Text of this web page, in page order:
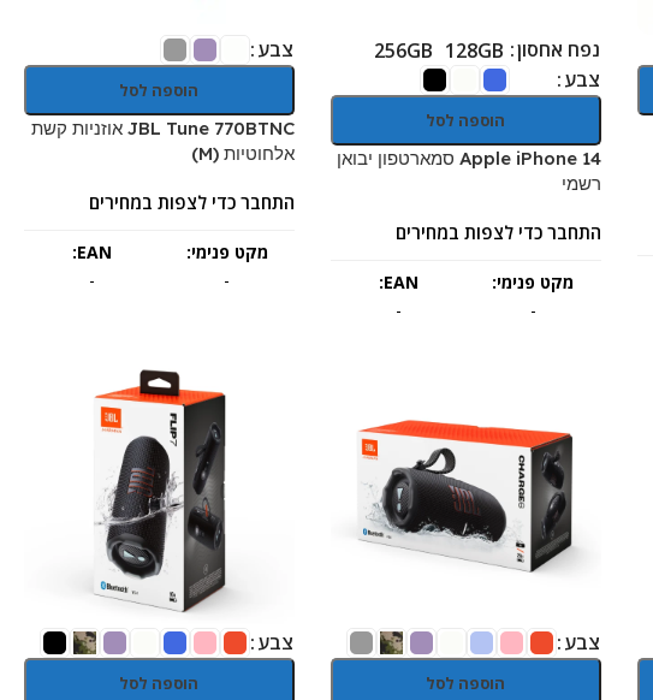
נפח אחסון 128GB
256GB
צבע
הוספה לסל
Apple iPhone 14 סמארטפון יבואן
רשמי
התחבר כדי לצפות במחירים
מקט פנימי:
-
EAN:
-
צבע
הוספה לסל
JBL Tune 770BTNC אוזניות קשת
אלחוטיות (M)
התחבר כדי לצפות במחירים
מקט פנימי:
-
EAN:
-
צבע
הוספה לסל
צבע
הוספה לסל